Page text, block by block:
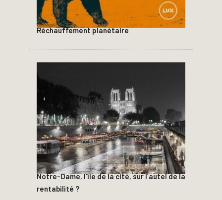
Réchauffement planétaire
Notre-Dame, l’île de la cité, sur l’autel de la
rentabilité ?